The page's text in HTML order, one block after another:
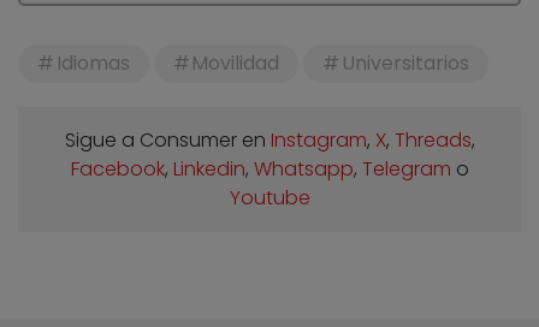
Idiomas Movilidad Universitarios
Sigue a Consumer en Instagram, X, Threads,
Facebook, Linkedin, Whatsapp, Telegram o
Youtube